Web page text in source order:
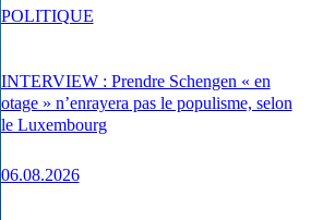
INTERVIEW : Prendre Schengen « en
otage » n’enrayera pas le populisme, selon
le Luxembourg
06.08.2026
POLITIQUE